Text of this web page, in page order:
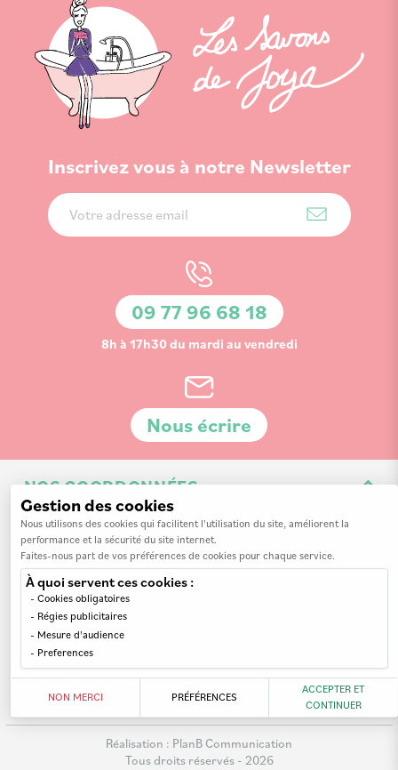
Inscrivez vous à notre Newsletter
Inscription
à
09 77 96 68 18
8h à 17h30 du mardi au vendredi
Nous écrire
NOS COORDONNÉES
3 Av. de la 3ème Division d'Infanterie Britannique
14200 Hérouville-Saint-Clair
INFORMATIONS
Nos revendeurs
A propos de nous
Mentions légales
MON COMPTE
Mes commandes
Réalisation : PlanB Communication
Tous droits réservés - 2026
Gestion des cookies
Nous utilisons des cookies qui facilitent l'utilisation du site, améliorent la
performance et la sécurité du site internet.
Faites-nous part de vos préférences de cookies pour chaque service.
À quoi servent ces cookies :
Cookies obligatoires
Régies publicitaires
Mesure d'audience
Preferences
NON MERCI PRÉFÉRENCES
ACCEPTER ET
CONTINUER